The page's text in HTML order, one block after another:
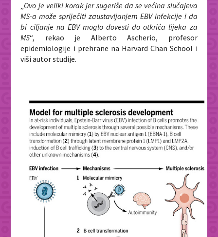
„Ovo je veliki korak jer sugeriše da se većina slučajeva
MS-a može spriječiti zaustavljanjem EBV infekcije i da
bi ciljanje na EBV moglo dovesti do otkrića lijeka za
MS“, rekao je Alberto Ascherio, profesor
epidemiologije i prehrane na Harvard Chan School i
viši autor studije.